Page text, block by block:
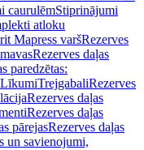
caurulēmStiprinājumi
atloku
Mapress varšRezerves
Rezerves daļas
paredzētas:
LīkumiTrejgabaliRezerves
Rezerves daļas
Rezerves daļas
pārejasRezerves daļas
un savienojumi,